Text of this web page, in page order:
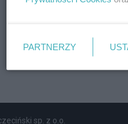
sp. z o.o.
PARTNERZY